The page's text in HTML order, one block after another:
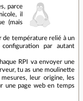
parce
il
(mais
de température relié à un
par autant
RPI va envoyer une
tu as une moulinette
leur origine, les
une page web en temps